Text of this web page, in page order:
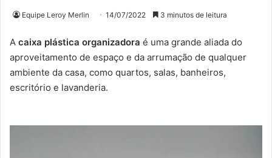
Equipe Leroy Merlin 14/07/2022 3 minutos de leitura
A caixa plástica organizadora é uma grande aliada do
aproveitamento de espaço e da arrumação de qualquer
ambiente da casa, como quartos, salas, banheiros,
escritório e lavanderia.